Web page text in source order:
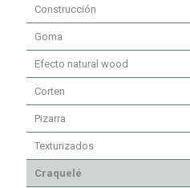
Construcción
Goma
Efecto natural wood
Corten
Pizarra
Texturizados
Craquelé